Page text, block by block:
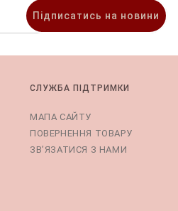
Підписатись на новини
СЛУЖБА ПІДТРИМКИ
МАПА САЙТУ
ПОВЕРНЕННЯ ТОВАРУ
ЗВ’ЯЗАТИСЯ З НАМИ